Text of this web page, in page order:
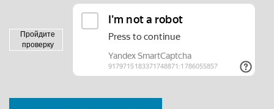
Пройдите
проверку